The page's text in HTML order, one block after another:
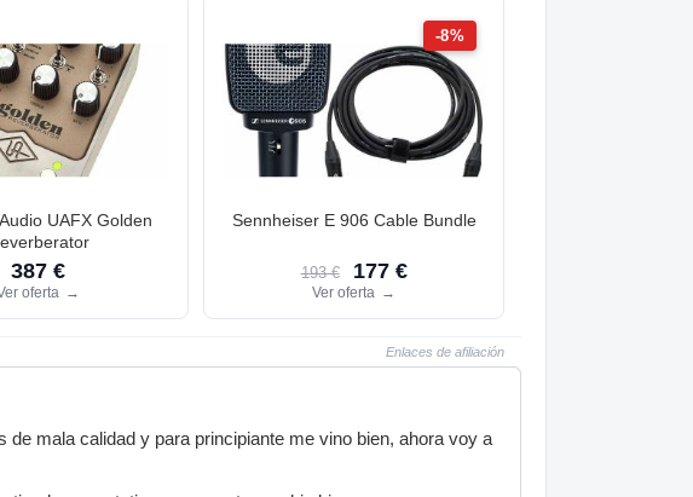
UAFX Golden
387 €
oferta →
-8%
Sennheiser E 906 Cable Bundle
193 € 177 €
Ver oferta →
Enlaces de afiliación
mala calidad y para principiante me vino bien, ahora voy a